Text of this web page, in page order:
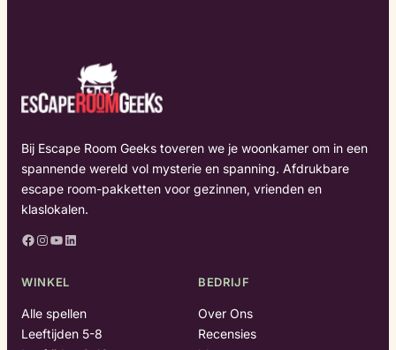
Bij Escape Room Geeks toveren we je woonkamer om in een
spannende wereld vol mysterie en spanning. Afdrukbare
escape room-pakketten voor gezinnen, vrienden en
klaslokalen.
Facebook Instagram YouTube LinkedIn
WINKEL
Alle spellen
Leeftijden 5-8
BEDRIJF
Over Ons
Recensies